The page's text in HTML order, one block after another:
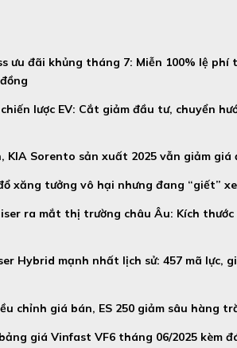
ưu đãi khủng tháng 7: Miễn 100% lệ phí
lược EV: Cắt giảm đầu tư, chuyển
KIA Sorento sản xuất 2025 vẫn giảm giá
xăng tưởng vô hại nhưng đang “giết”
ra mắt thị trường châu Âu: Kích
Hybrid mạnh nhất lịch sử: 457 mã lực,
chỉnh giá bán, ES 250 giảm sâu hàng
giá Vinfast VF6 tháng 06/2025 kèm